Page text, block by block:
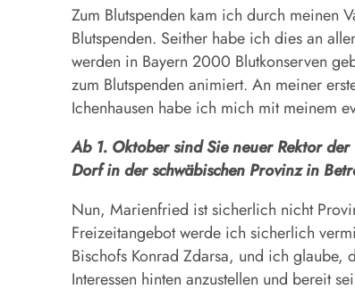
Zum Blutspenden kam ich durch meinen
Blutspenden. Seither habe ich dies an
werden in Bayern 2000 Blutkonserven
zum Blutspenden animiert. An meiner
Ichenhausen habe ich mich mit meinem
Ab 1. Oktober sind Sie neuer Rektor
Dorf in der schwäbischen Provinz in
Nun, Marienfried ist sicherlich nicht
Freizeitangebot werde ich sicherlich
Bischofs Konrad Zdarsa, und ich
Interessen hinten anzustellen und bereit